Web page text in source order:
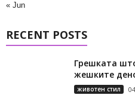
« Jun
RECENT POSTS
Грешката
жешките
животен стил